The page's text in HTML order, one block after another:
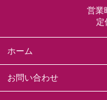
営業
定
ホーム
お問い合わせ